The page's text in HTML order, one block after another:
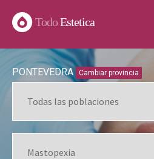
TodoEstetica
PONTEVEDRA Cambiar provincia